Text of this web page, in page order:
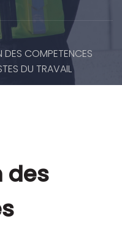
DES COMPETENCES
DU TRAVAIL
des